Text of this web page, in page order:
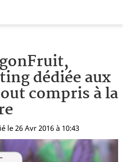
dédiée aux
compris à la
le 26 Avr 2016 à 10:43